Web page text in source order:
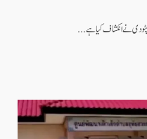
پٹودی نے انکشاف کیا ہے...